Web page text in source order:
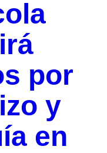
por
y
en